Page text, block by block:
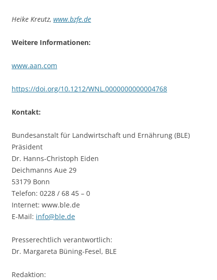
Heike Kreutz, www.bzfe.de
Weitere Informationen:
www.aan.com
https://doi.org/10.1212/WNL.0000000000004768
Kontakt:
Bundesanstalt für Landwirtschaft und Ernährung (BLE)
Präsident
Dr. Hanns-Christoph Eiden
Deichmanns Aue 29
53179 Bonn
Telefon: 0228 / 68 45 – 0
Internet: www.ble.de
E-Mail: info@ble.de
Presserechtlich verantwortlich:
Dr. Margareta Büning-Fesel, BLE
Redaktion: